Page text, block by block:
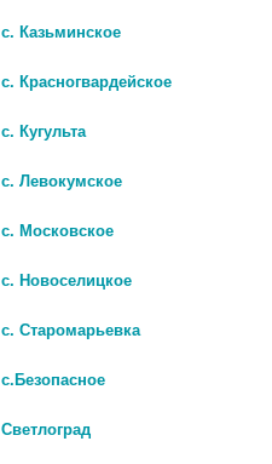
В КОРЗИНУ
с. Казьминское
с. Красногвардейское
с. Кугульта
с. Левокумское
с. Московское
с. Новоселицкое
с. Старомарьевка
с.Безопасное
Светлоград